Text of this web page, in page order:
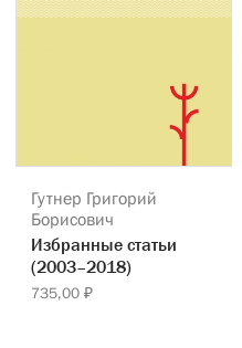
Гутнер Григорий
Борисович
Избранные статьи
(2003–2018)
735,00 ₽